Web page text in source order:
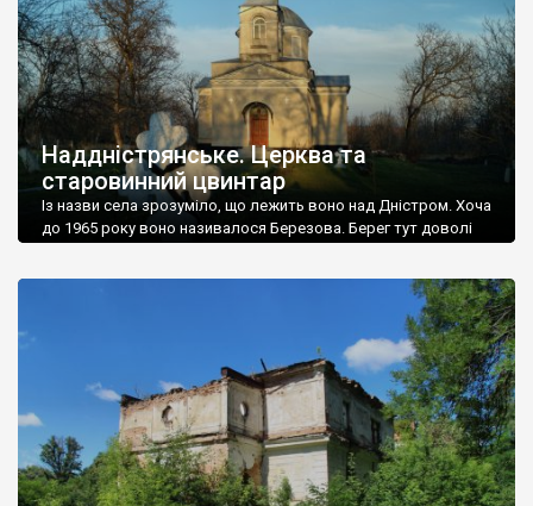
роках Болган […]
Наддністрянське. Церква та
старовинний цвинтар
Із назви села зрозуміло, що лежить воно над Дністром. Хоча
до 1965 року воно називалося Березова. Берег тут доволі
Наддністрянське відрізняється від більшості навколишніх
сіл. У селі є мурована Михайлівська церква. Точної дати […]